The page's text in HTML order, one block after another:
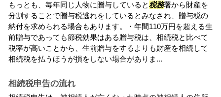
もっとも、毎年同じ人物に贈与していると税務署から財産を
分割することで贈与税逃れをしているとみなされ、贈与税の
納付を求められる場合もあります。・年間110万円を超える生
前贈与であっても節税効果はある贈与税は、相続税と比べて
税率が高いことから、生前贈与をするよりも財産を相続して
相続税を払うほうが損をしない場合がありま...
相続税申告の流れ